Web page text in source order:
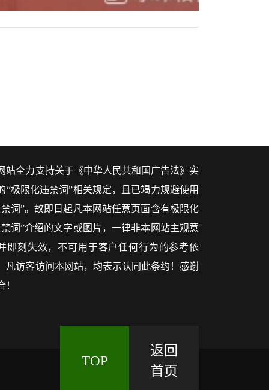
站全力支持关于《中华人民共和国广告法》实
“极限化违禁词”相关规定，且已竭力规避使用
禁词”。故即日起凡本网站任意页面含有极限化
禁词”介绍的文字或图片，一律非本网站主观意
即刻失效，不可用于客户任何行为的参考依
凡访客访问本网站，均表示认同此条约！感谢
！
TOP
返回
首页